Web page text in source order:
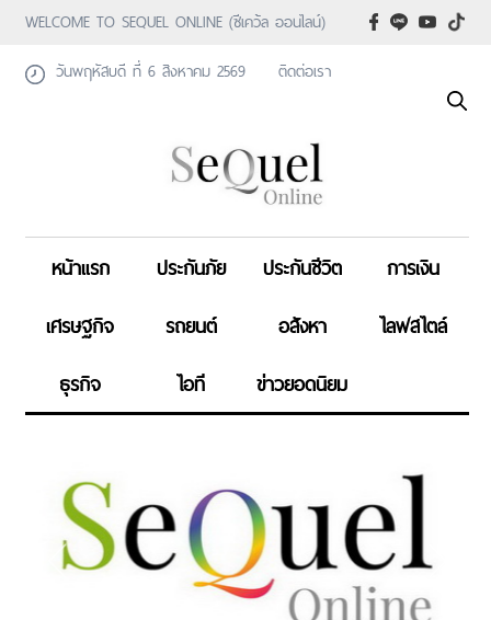
WELCOME TO SEQUEL ONLINE (ซีเคว้ล ออนไลน์)
วันพฤหัสบดี ที่ 6 สิงหาคม 2569
ติดต่อเรา
หน้าแรก ประกันภัย ประกันชีวิต
การเงิน
เศรษฐกิจ
รถยนต์ อสังหา
ไลฟสไตล์
ธุรกิจ
ไอที ข่าวยอดนิยม